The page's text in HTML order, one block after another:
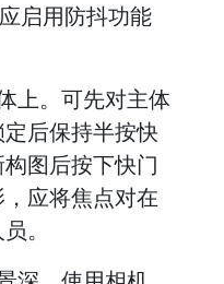
启用防抖功能
上。可先对主体
后保持半按快
图后按下快门
应将焦点对在
。